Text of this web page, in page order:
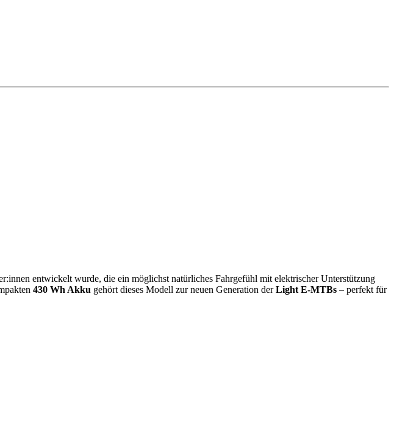
entwickelt wurde, die ein möglichst natürliches Fahrgefühl mit elektrischer Unterstützung
430 Wh Akku gehört dieses Modell zur neuen Generation derLight E-MTBs – perfekt für